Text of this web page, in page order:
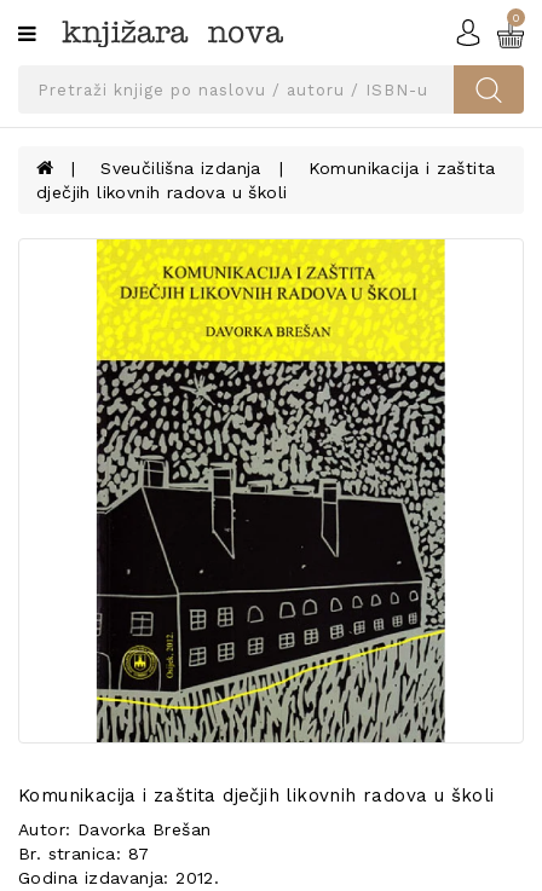
Kategorije
SVEUČILIŠNA
UDŽBENICI
PRIBOR
UDŽBENIKE!
KONTAKT
0
Sveučilišna izdanja
Komunikacija i zaštita
dječjih likovnih radova u školi
Komunikacija i zaštita dječjih likovnih radova u školi
Autor: Davorka Brešan
Br. stranica: 87
Godina izdavanja: 2012.